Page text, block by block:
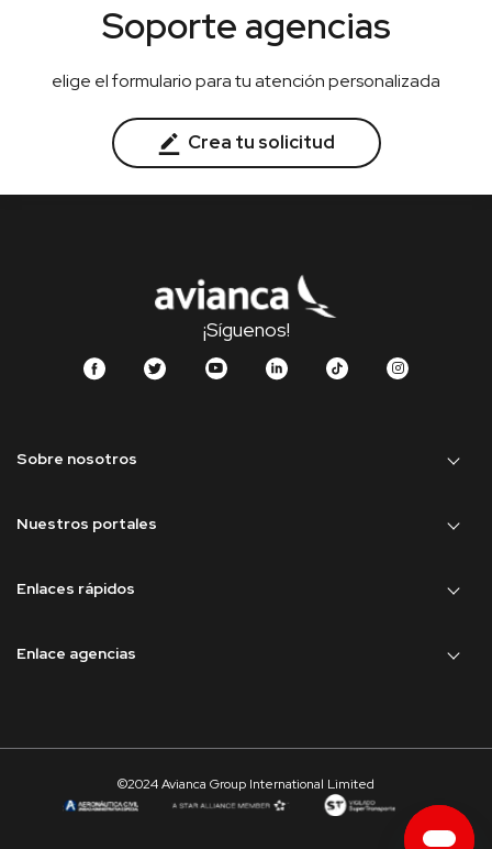
Soporte agencias
elige el formulario para tu atención personalizada
Crea tu solicitud
¡Síguenos!
Sobre nosotros
Nuestros portales
Enlaces rápidos
Enlace agencias
©2024 Avianca Group International Limited